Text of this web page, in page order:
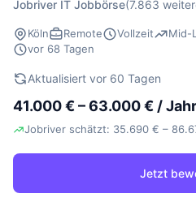
Jobriver IT Jobbörse(7.863
Köln Remote Vollzeit Mid-
vor 68 Tagen
Aktualisiert vor 60 Tagen
41.000 € – 63.000 € / Jahr
Jobriver schätzt: 35.690 € –
Jetzt